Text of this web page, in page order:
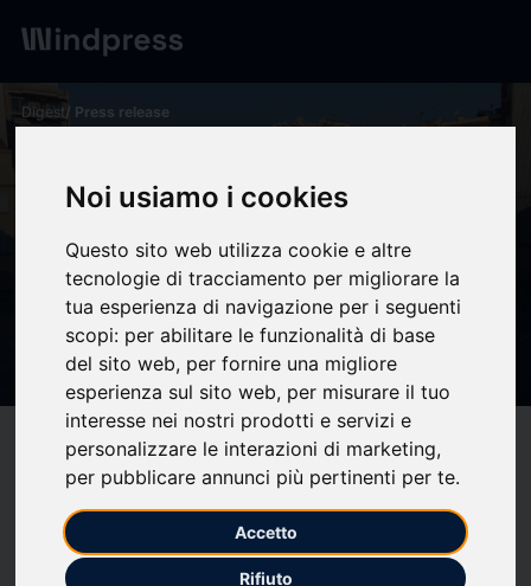
Noi usiamo i cookies
Questo sito web utilizza cookie e altre
tecnologie di tracciamento per migliorare la
tua esperienza di navigazione per i seguenti
scopi: per abilitare le funzionalità di base
del sito web, per fornire una migliore
esperienza sul sito web, per misurare il tuo
interesse nei nostri prodotti e servizi e
personalizzare le interazioni di marketing,
per pubblicare annunci più pertinenti per te.
Accetto
Rifiuto
Digest/ Press release
Barcelona modificarà
l’ordenança que qualifica el
soroll a les escoles de
contaminació acústica -
Salesianos España
Compatibility help
(0)bookmark_borderupload Share
Comissió d’Ecologia, Urbanisme, Mobilitat i Habitatge
acordat dimarts 10 de desembre per unanimitat modificar